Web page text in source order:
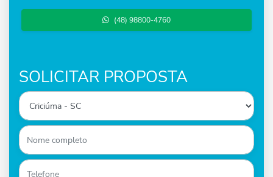
(48) 98800-4760
SOLICITAR PROPOSTA